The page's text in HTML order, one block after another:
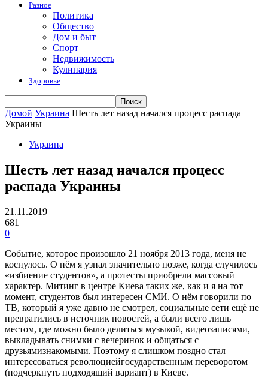
Разное
Политика
Общество
Дом и быт
Спорт
Недвижимость
Кулинария
Здоровье
Домой Украина Шесть лет назад начался процесс распада
Украины
Украина
Шесть лет назад начался процесс
распада Украины
21.11.2019
681
0
Событие, которое произошло 21 ноября 2013 года, меня не
коснулось. О нём я узнал значительно позже, когда случилось
«избиение студентов», а протесты приобрели массовый
характер. Митинг в центре Киева таких же, как и я на тот
момент, студентов был интересен СМИ. О нём говорили по
ТВ, который я уже давно не смотрел, социальные сети ещё не
превратились в источник новостей, а были всего лишь
местом, где можно было делиться музыкой, видеозаписями,
выкладывать снимки с вечеринок и общаться с
друзьямизнакомыми. Поэтому я слишком поздно стал
интересоваться революциейгосударственным переворотом
(подчеркнуть подходящий вариант) в Киеве.